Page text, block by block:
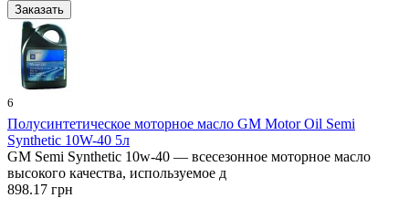
6
Полусинтетическое моторное масло GM Motor Oil Semi
Synthetic 10W-40 5л
GM Semi Synthetic 10w-40 — всесезонное моторное масло
высокого качества, используемое д
898.17 грн